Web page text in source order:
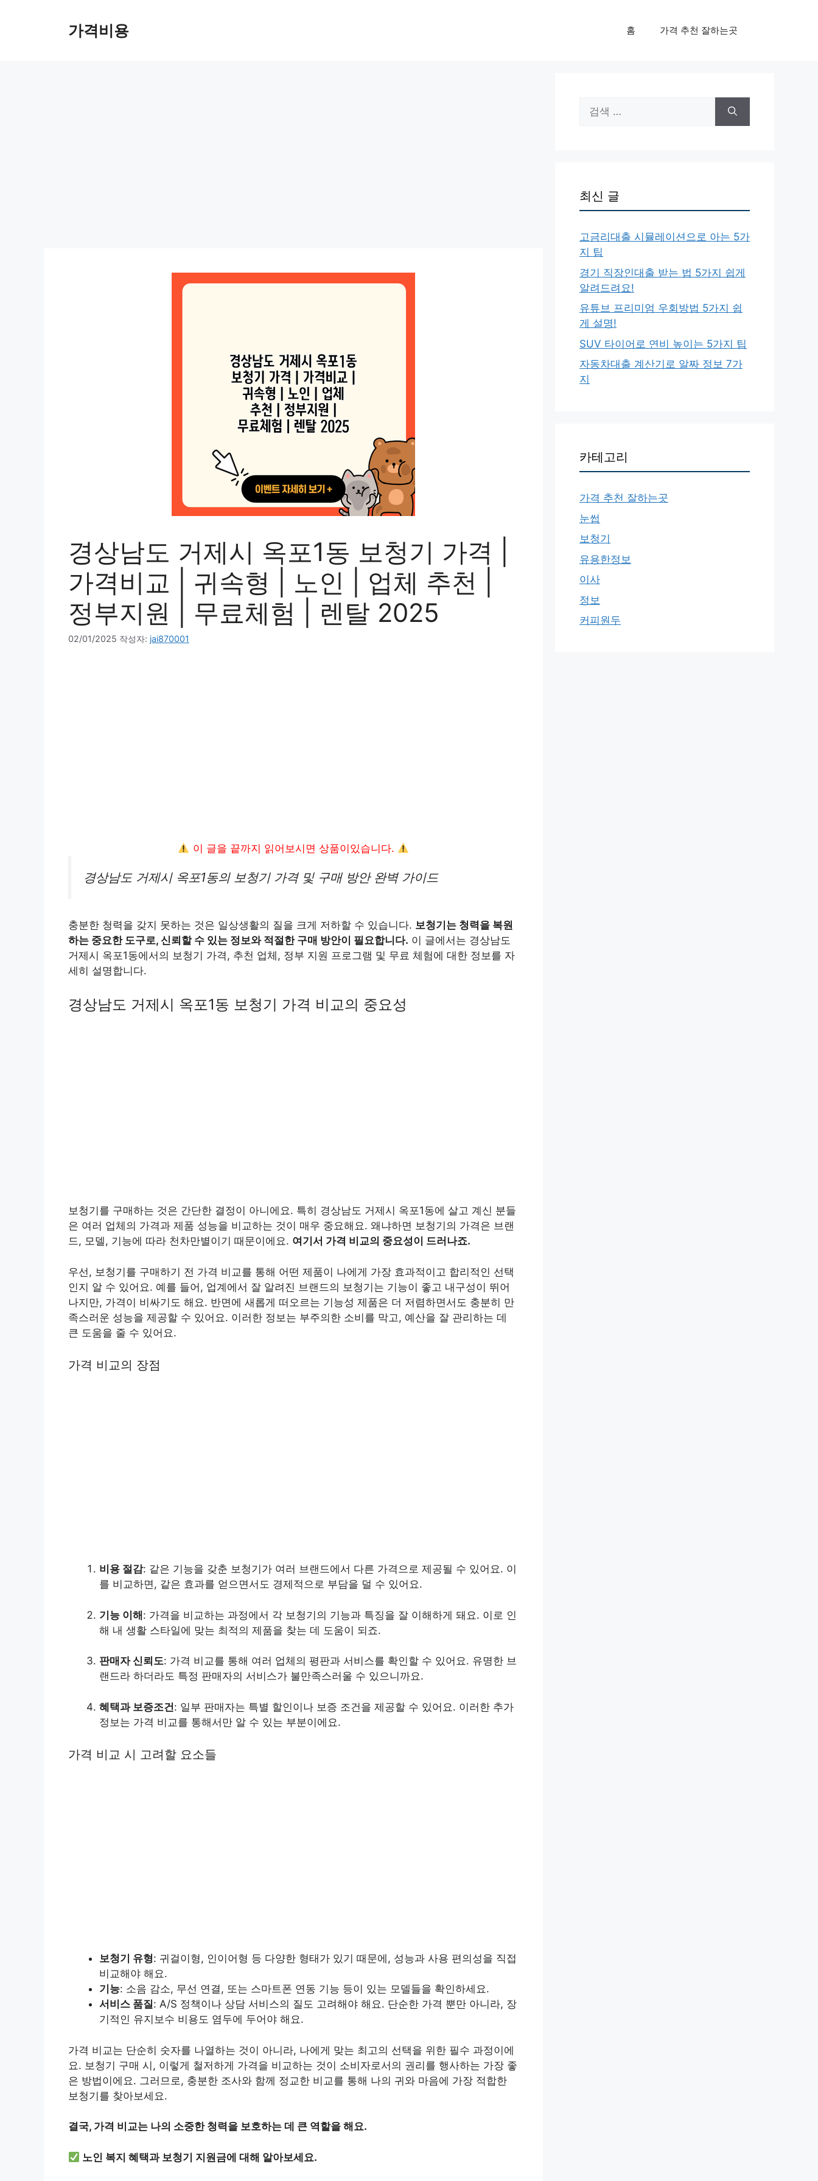
가격비용 홈 가격 추천 잘하는곳
경상남도 거제시 옥포1동 보청기 가격 |
가격비교 | 귀속형 | 노인 | 업체 추천 |
정부지원 | 무료체험 | 렌탈 2025
02/01/2025 작성자: jai870001
이 글을 끝까지 읽어보시면 상품이있습니다.
경상남도 거제시 옥포1동의 보청기 가격 및 구매 방안 완벽 가이드
충분한 청력을 갖지 못하는 것은 일상생활의 질을 크게 저하할 수 있습니다. 보청기는 청력을 복원
하는 중요한 도구로, 신뢰할 수 있는 정보와 적절한 구매 방안이 필요합니다. 이 글에서는 경상남도
거제시 옥포1동에서의 보청기 가격, 추천 업체, 정부 지원 프로그램 및 무료 체험에 대한 정보를 자
세히 설명합니다.
경상남도 거제시 옥포1동 보청기 가격 비교의 중요성
보청기를 구매하는 것은 간단한 결정이 아니에요. 특히 경상남도 거제시 옥포1동에 살고 계신 분들
은 여러 업체의 가격과 제품 성능을 비교하는 것이 매우 중요해요. 왜냐하면 보청기의 가격은 브랜
드, 모델, 기능에 따라 천차만별이기 때문이에요. 여기서 가격 비교의 중요성이 드러나죠.
우선, 보청기를 구매하기 전 가격 비교를 통해 어떤 제품이 나에게 가장 효과적이고 합리적인 선택
인지 알 수 있어요. 예를 들어, 업계에서 잘 알려진 브랜드의 보청기는 기능이 좋고 내구성이 뛰어
나지만, 가격이 비싸기도 해요. 반면에 새롭게 떠오르는 기능성 제품은 더 저렴하면서도 충분히 만
족스러운 성능을 제공할 수 있어요. 이러한 정보는 부주의한 소비를 막고, 예산을 잘 관리하는 데
큰 도움을 줄 수 있어요.
가격 비교의 장점
비용 절감: 같은 기능을 갖춘 보청기가 여러 브랜드에서 다른 가격으로 제공될 수 있어요. 이
를 비교하면, 같은 효과를 얻으면서도 경제적으로 부담을 덜 수 있어요.
기능 이해: 가격을 비교하는 과정에서 각 보청기의 기능과 특징을 잘 이해하게 돼요. 이로 인
해 내 생활 스타일에 맞는 최적의 제품을 찾는 데 도움이 되죠.
판매자 신뢰도: 가격 비교를 통해 여러 업체의 평판과 서비스를 확인할 수 있어요. 유명한 브
랜드라 하더라도 특정 판매자의 서비스가 불만족스러울 수 있으니까요.
혜택과 보증조건: 일부 판매자는 특별 할인이나 보증 조건을 제공할 수 있어요. 이러한 추가
정보는 가격 비교를 통해서만 알 수 있는 부분이에요.
가격 비교 시 고려할 요소들
보청기 유형: 귀걸이형, 인이어형 등 다양한 형태가 있기 때문에, 성능과 사용 편의성을 직접
비교해야 해요.
기능: 소음 감소, 무선 연결, 또는 스마트폰 연동 기능 등이 있는 모델들을 확인하세요.
서비스 품질: A/S 정책이나 상담 서비스의 질도 고려해야 해요. 단순한 가격 뿐만 아니라, 장
기적인 유지보수 비용도 염두에 두어야 해요.
가격 비교는 단순히 숫자를 나열하는 것이 아니라, 나에게 맞는 최고의 선택을 위한 필수 과정이에
요. 보청기 구매 시, 이렇게 철저하게 가격을 비교하는 것이 소비자로서의 권리를 행사하는 가장 좋
은 방법이에요. 그러므로, 충분한 조사와 함께 정교한 비교를 통해 나의 귀와 마음에 가장 적합한
보청기를 찾아보세요.
결국, 가격 비교는 나의 소중한 청력을 보호하는 데 큰 역할을 해요.
노인 복지 혜택과 보청기 지원금에 대해 알아보세요.
색:
최신 글
고금리대출 시뮬레이션으로 아는 5가
지 팁
경기 직장인대출 받는 법 5가지 쉽게
알려드려요!
유튜브 프리미엄 우회방법 5가지 쉽
게 설명!
SUV 타이어로 연비 높이는 5가지 팁
자동차대출 계산기로 알짜 정보 7가
지
카테고리
가격 추천 잘하는곳
눈썹
보청기
유용한정보
이사
정보
커피원두